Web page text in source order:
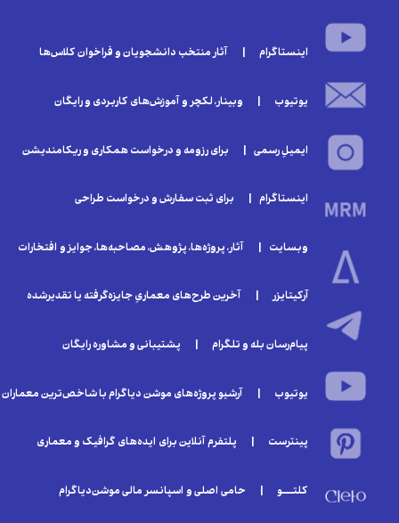
اینستاگرام | آثار منتخب دانشجویان و فراخوان‌ کلا‌س‌ها
یوتیوب | وبینار‌، لکچر و آموزش‌های کاربردی و رایگان
ایمیلِ رسمی | برای رزومه و درخواست همکاری و ریکامندیشن
اینستاگرام | برای ثبت سفارش و درخواست طراحی
وبسایت | آثار، پروژه‌ها، پژوهش، مصاحبه‌ها، جوایز و افتخارات
آرکیتایزر | آخرین طرح‌های معماریِ جایزه‌گرفته یا تقدیر‌شده
پیام‌رسان بله و تلگرام | پشتیبانی و مشاوره رایگان
یوتیوب | آرشیو پروژه‌های موشن دیاگرام با شاخص‌ترین معماران
پینترست | پلتفرم آنلاین برای ایده‌های گرافیک و معماری
کلتـــو | حامی اصلی و اسپانسر مالی موشن‌دیاگرام